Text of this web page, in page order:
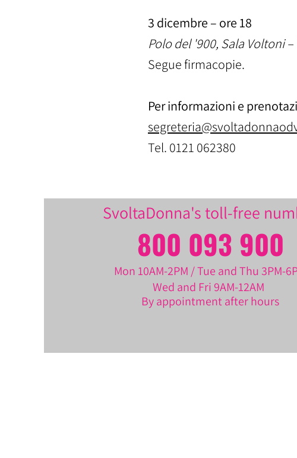
3 dicembre – ore 18
Polo del '900, Sala Voltoni
Segue firmacopie.
Per informazioni e
Tel. 0121 062380
SvoltaDonna's toll-free
800 093 900
Mon 10AM-2PM / Tue and Thu 3PM-
Wed and Fri 9AM-12AM
By appointment after hours